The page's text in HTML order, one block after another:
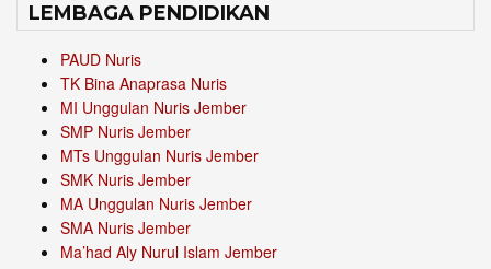
LEMBAGA PENDIDIKAN
PAUD Nuris
TK Bina Anaprasa Nuris
MI Unggulan Nuris Jember
SMP Nuris Jember
MTs Unggulan Nuris Jember
SMK Nuris Jember
MA Unggulan Nuris Jember
SMA Nuris Jember
Ma’had Aly Nurul Islam Jember